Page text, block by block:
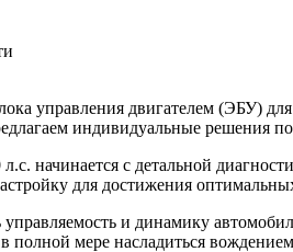
управления двигателем (ЭБУ)
индивидуальные
начинается с детальной
для достижения оптимальных
и динамику
полной мере насладиться